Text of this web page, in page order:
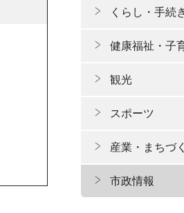
くらし・手続
健康福祉・子
観光
スポーツ
産業・まちづ
市政情報